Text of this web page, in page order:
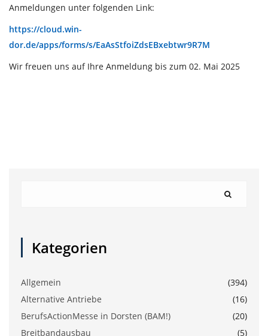
Anmeldungen unter folgenden Link:
https://cloud.win-
dor.de/apps/forms/s/EaAsStfoiZdsEBxebtwr9R7M
Wir freuen uns auf Ihre Anmeldung bis zum 02. Mai 2025
Kategorien
Allgemein
(394)
Alternative Antriebe
(16)
BerufsActionMesse in Dorsten (BAM!)
(20)
Breitbandausbau
(5)